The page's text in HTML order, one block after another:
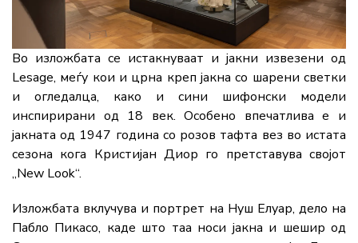
Во изложбата се истакнуваат и јакни извезени од
Lesage, меѓу кои и црна креп јакна со шарени светки
и огледалца, како и сини шифонски модели
инспирирани од 18 век. Особено впечатлива е и
јакната од 1947 година со розов тафта вез во истата
сезона кога Кристијан Диор го претставува својот
„New Look“.
Изложбата вклучува и портрет на Нуш Елуар, дело на
Пабло Пикасо, каде што таа носи јакна и шешир од